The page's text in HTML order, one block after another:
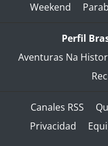
Weekend
Perfil
Aventuras Na
Canales RSS
Privacidad